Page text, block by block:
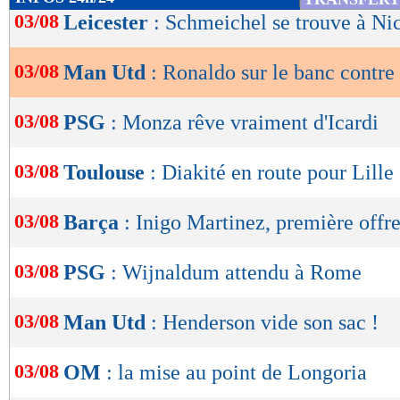
de
OK
03/08 Leicester : Schmeichel se trouve à
03/08 Man Utd : Ronaldo sur le banc
03/08 PSG : Monza rêve vraiment d'Icardi
03/08 Toulouse : Diakité en route pour Lille
03/08 Barça : Inigo Martinez, première
03/08 PSG : Wijnaldum attendu à Rome
03/08 Man Utd : Henderson vide son sac !
03/08 OM : la mise au point de Longoria